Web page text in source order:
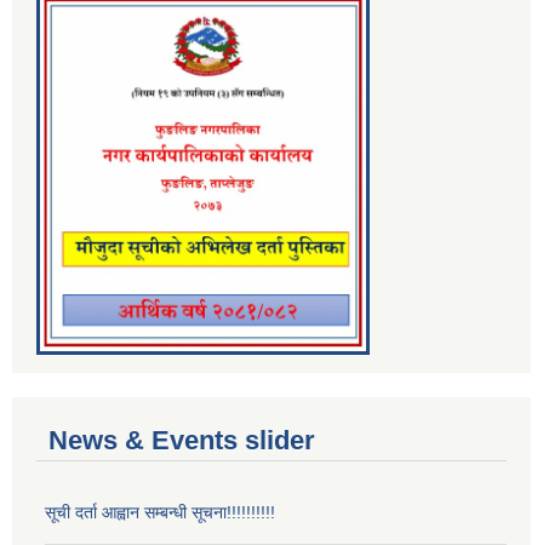
News & Events slider
सूची दर्ता आह्वान सम्बन्धी सूचना!!!!!!!!!!